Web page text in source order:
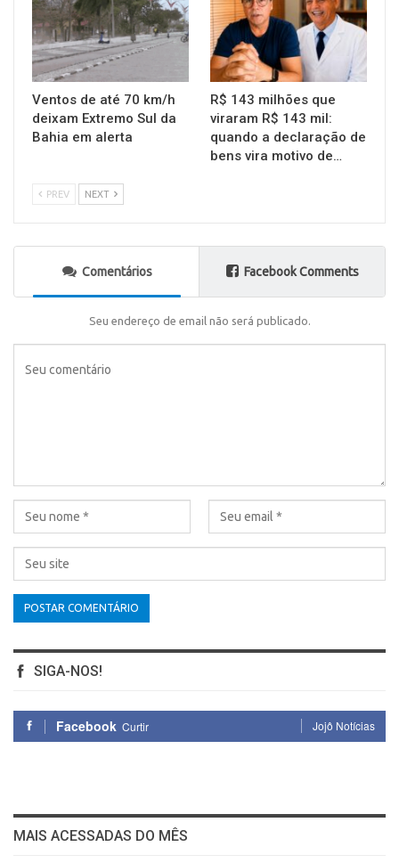
Ventos de até 70 km/h
deixam Extremo Sul da
Bahia em alerta
R$ 143 milhões que
viraram R$ 143 mil:
quando a declaração de
bens vira motivo de…
PREV NEXT
Comentários Facebook Comments
Seu endereço de email não será publicado.
SIGA-NOS!
Facebook Curtir Jojô Notícias
MAIS ACESSADAS DO MÊS